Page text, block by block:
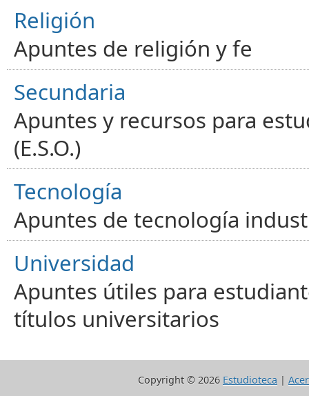
Religión
Apuntes de religión y fe
Secundaria
Apuntes y recursos para
(E.S.O.)
Tecnología
Apuntes de tecnología
Universidad
Apuntes útiles para
títulos universitarios
Copyright © 2026 Estudioteca |